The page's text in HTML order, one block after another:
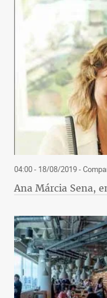
04:00 - 18/08/2019-
Ana Márcia Sena,